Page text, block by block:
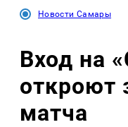
Новости Самары
Вход на
откроют
матча